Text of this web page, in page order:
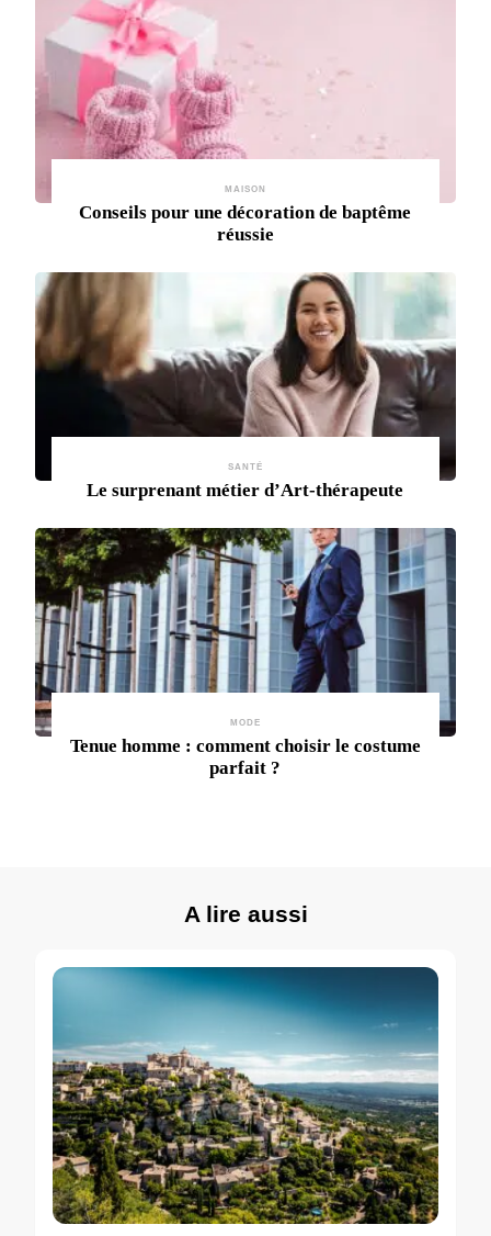
MAISON
Conseils pour une décoration de baptême
réussie
SANTÉ
Le surprenant métier d’Art-thérapeute
MODE
Tenue homme : comment choisir le costume
parfait ?
A lire aussi